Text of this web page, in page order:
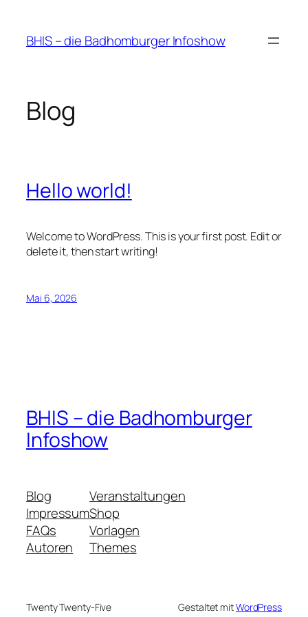
springen
BHIS – die Badhomburger Infoshow
Blog
Hello world!
Welcome to WordPress. This is your first post. Edit or
delete it, then start writing!
Mai 6, 2026
BHIS – die Badhomburger
Infoshow
Blog
Impressum
FAQs
Autoren
Veranstaltungen
Shop
Vorlagen
Themes
Twenty Twenty-Five Gestaltet mitWordPress